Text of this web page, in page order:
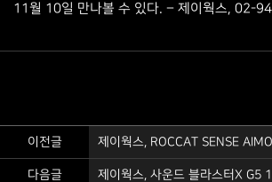
11월 10일 만나볼 수 있다. – 제이웍스, 02-
이전글 제이웍스, ROCCAT SENSE
다음글 제이웍스, 사운드 블라스터X G5